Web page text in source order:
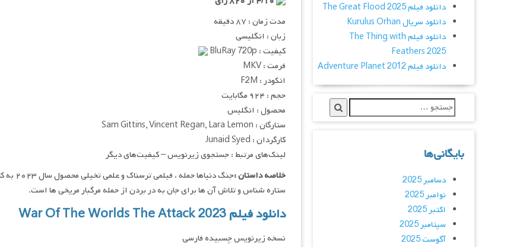
مدت زمان : ۸۷ دقیقه
زبان : انگلیسی
کیفیت : BluRay 720p
فرمت : MKV
انکودر : F2M
حجم : ۹۲۴ مگابایت
محصول : انگلیس
ستارگان : Sam Gittins, Vincent Regan, Lara Lemon
کارگردان : Junaid Syed
لینک‌های مرتبط : جستجوی زیرنویس – کیفیت‌های دیگر
خلاصه داستان :
جنگ
ستاره شناس و تلاش آن ها برای جان به در بردن از حمله مرگبار مریخی ها است.
دانلود فیلم War Of The Worlds The Attack 2023
نسخه زیرنویس چسبیده فارسی
دانلود فیلم The Great Flood 2025
دانلود سریال Kurulus Orhan
دانلود فیلم The Thing with
Feathers 2025
دانلود فیلم Adventure Planet 2012
بایگانی‌ها
دسامبر 2025
نوامبر 2025
اکتبر 2025
سپتامبر 2025
آگوست 2025